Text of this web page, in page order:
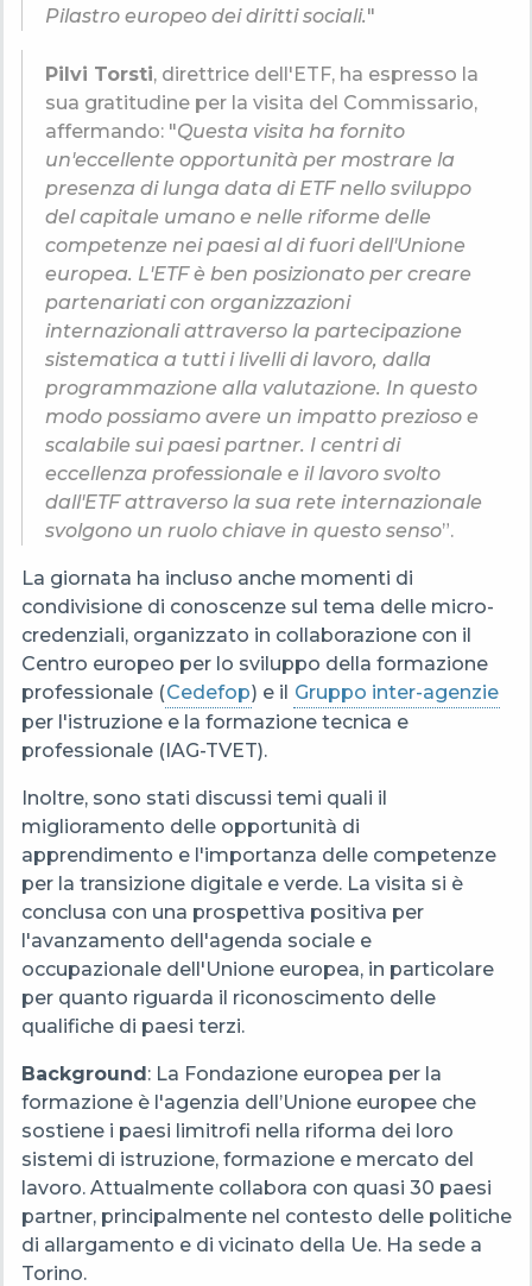
Pilastro europeo dei diritti sociali."
Pilvi Torsti, direttrice dell'ETF, ha espresso la
sua gratitudine per la visita del Commissario,
affermando: "Questa visita ha fornito
un'eccellente opportunità per mostrare la
presenza di lunga data di ETF nello sviluppo
del capitale umano e nelle riforme delle
competenze nei paesi al di fuori dell'Unione
europea. L'ETF è ben posizionato per creare
partenariati con organizzazioni
internazionali attraverso la partecipazione
sistematica a tutti i livelli di lavoro, dalla
programmazione alla valutazione. In questo
modo possiamo avere un impatto prezioso e
scalabile sui paesi partner. I centri di
eccellenza professionale e il lavoro svolto
dall'ETF attraverso la sua rete internazionale
svolgono un ruolo chiave in questo senso”.
La giornata ha incluso anche momenti di
condivisione di conoscenze sul tema delle micro-
credenziali, organizzato in collaborazione con il
Centro europeo per lo sviluppo della formazione
professionale (Cedefop) e il Gruppo inter-agenzie
per l'istruzione e la formazione tecnica e
professionale (IAG-TVET).
Inoltre, sono stati discussi temi quali il
miglioramento delle opportunità di
apprendimento e l'importanza delle competenze
per la transizione digitale e verde. La visita si è
conclusa con una prospettiva positiva per
l'avanzamento dell'agenda sociale e
occupazionale dell'Unione europea, in particolare
per quanto riguarda il riconoscimento delle
qualifiche di paesi terzi.
Background: La Fondazione europea per la
formazione è l'agenzia dell’Unione europee che
sostiene i paesi limitrofi nella riforma dei loro
sistemi di istruzione, formazione e mercato del
lavoro. Attualmente collabora con quasi 30 paesi
partner, principalmente nel contesto delle politiche
di allargamento e di vicinato della Ue. Ha sede a
Torino.